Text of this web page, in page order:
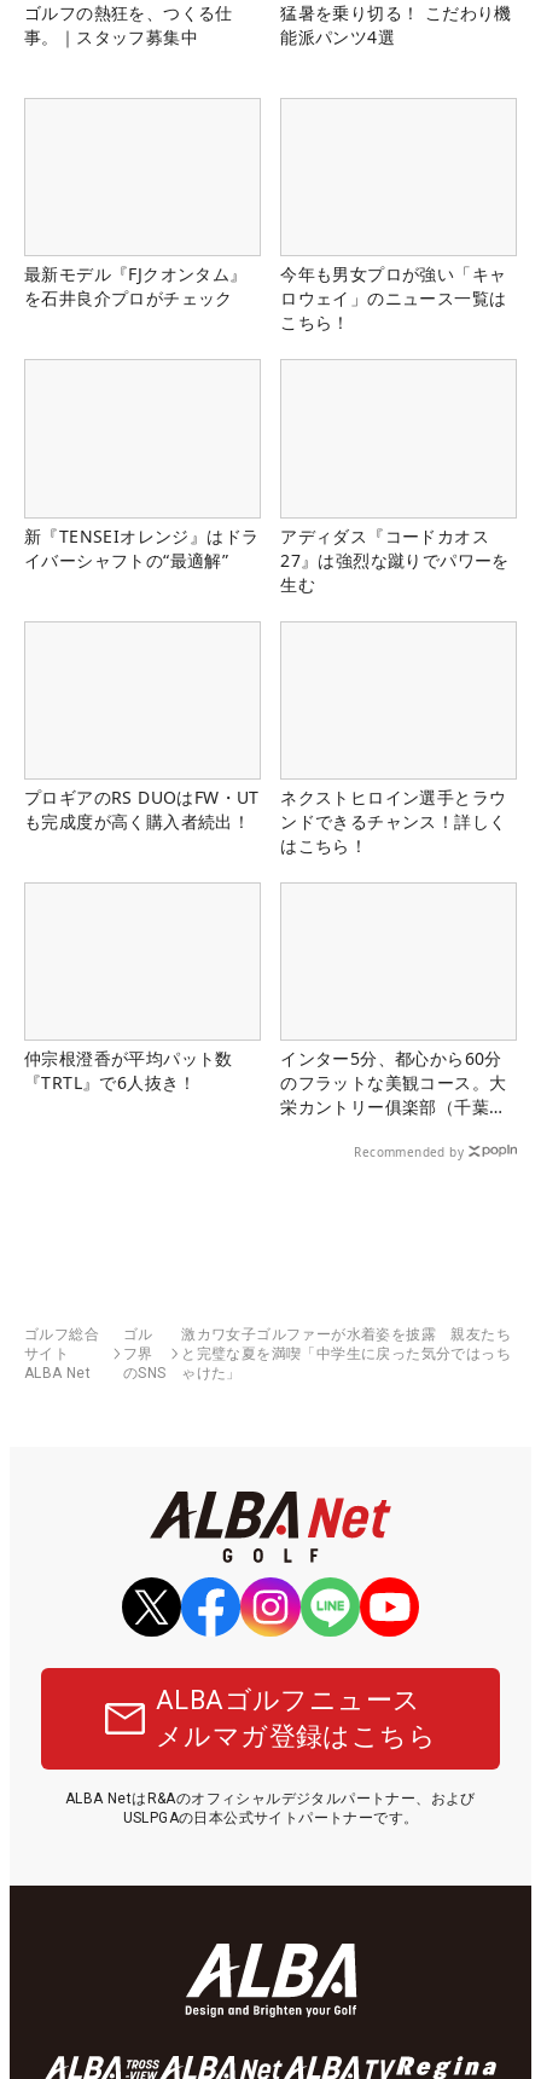
ゴルフの熱狂を、つくる仕
事。｜スタッフ募集中
猛暑を乗り切る！ こだわり機
能派パンツ4選
最新モデル『FJクオンタム』
を石井良介プロがチェック
今年も男女プロが強い「キャ
ロウェイ」のニュース一覧は
こちら！
新『TENSEIオレンジ』はドラ
イバーシャフトの“最適解”
アディダス『コードカオス
27』は強烈な蹴りでパワーを
生む
プロギアのRS DUOはFW・UT
も完成度が高く購入者続出！
ネクストヒロイン選手とラウ
ンドできるチャンス！詳しく
はこちら！
仲宗根澄香が平均パット数
『TRTL』で6人抜き！
インター5分、都心から60分
のフラットな美観コース。大
栄カントリー俱楽部（千葉
Recommended by
ゴルフ総合
サイト
ALBA Net
ゴル
フ界
のSNS
激カワ女子ゴルファーが水着姿を披露 親友たち
と完璧な夏を満喫「中学生に戻った気分ではっち
ゃけた」
ALBAゴルフニュース
メルマガ登録はこちら
ALBA NetはR&Aのオフィシャルデジタルパートナー、および
USLPGAの日本公式サイトパートナーです。